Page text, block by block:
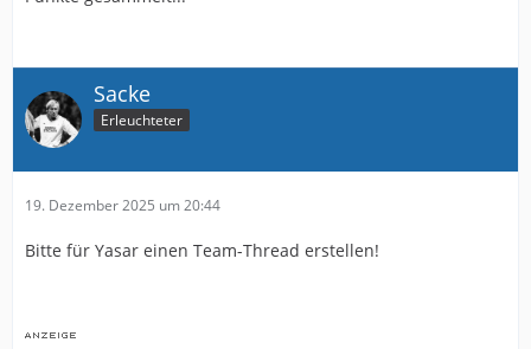
Sacke
Erleuchteter
19. Dezember 2025 um 20:44
Bitte für Yasar einen Team-Thread erstellen!